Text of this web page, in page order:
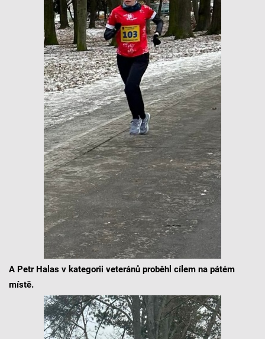
A Petr Halas v kategorii veteránů proběhl cílem na pátém
místě.